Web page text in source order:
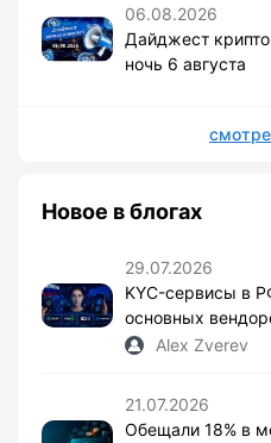
06.08.2026
Дайджест
ночь 6 августа
Новое в блогах
29.07.2026
KYC-сервисы в
основных
Alex Zverev
21.07.2026
Обещали 18% в